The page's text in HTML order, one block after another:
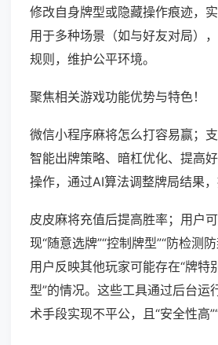
修改自身牌型或隐藏操作痕迹，
用于多种场景（如与好友对局）
规则，维护公平环境。
聚焦相关游戏功能优势与特色！
微信小程序麻将怎么打容易赢；支
智能出牌策略、暗杠优化、提高
操作，通过AI算法调整牌局结果，
皮皮麻将充值后提高胜率；用户
现“随意选牌”“控制牌型”“防检测
用户反映其他玩家可能存在“牌特
型”的情况。这些工具通过后台运
术手段实现不平公，且“安全性高”“